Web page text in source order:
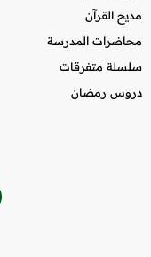
مديح القرآن
محاضرات المدرسة
سلسلة متفرقات
دروس رمضان